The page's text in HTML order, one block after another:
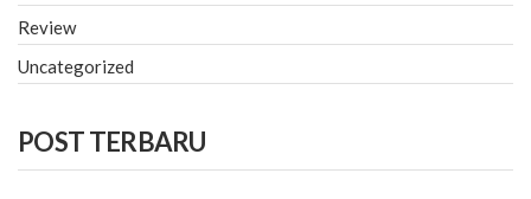
Review
Uncategorized
POST TERBARU